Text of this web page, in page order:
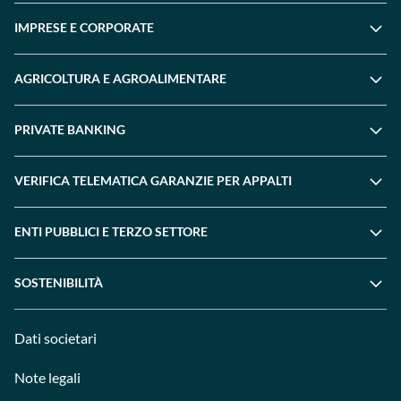
IMPRESE E CORPORATE
AGRICOLTURA E AGROALIMENTARE
PRIVATE BANKING
VERIFICA TELEMATICA GARANZIE PER APPALTI
ENTI PUBBLICI E TERZO SETTORE
SOSTENIBILITÀ
Dati societari
Note legali